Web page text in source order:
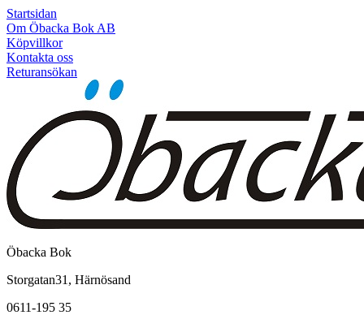
Startsidan
Om Öbacka Bok AB
Köpvillkor
Kontakta oss
Returansökan
Öbacka Bok
Storgatan31, Härnösand
0611-195 35